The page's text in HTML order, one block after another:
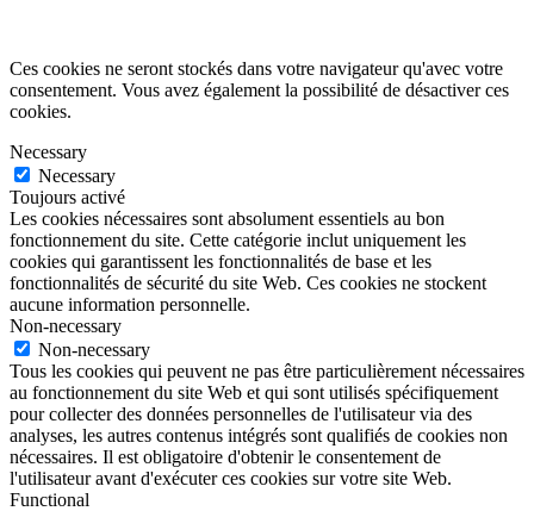
Ces cookies ne seront stockés dans votre navigateur qu'avec votre
consentement. Vous avez également la possibilité de désactiver ces
cookies.
Necessary
Necessary
Toujours activé
Les cookies nécessaires sont absolument essentiels au bon
fonctionnement du site. Cette catégorie inclut uniquement les
cookies qui garantissent les fonctionnalités de base et les
fonctionnalités de sécurité du site Web. Ces cookies ne stockent
aucune information personnelle.
Non-necessary
Non-necessary
Tous les cookies qui peuvent ne pas être particulièrement nécessaires
au fonctionnement du site Web et qui sont utilisés spécifiquement
pour collecter des données personnelles de l'utilisateur via des
analyses, les autres contenus intégrés sont qualifiés de cookies non
nécessaires. Il est obligatoire d'obtenir le consentement de
l'utilisateur avant d'exécuter ces cookies sur votre site Web.
Functional